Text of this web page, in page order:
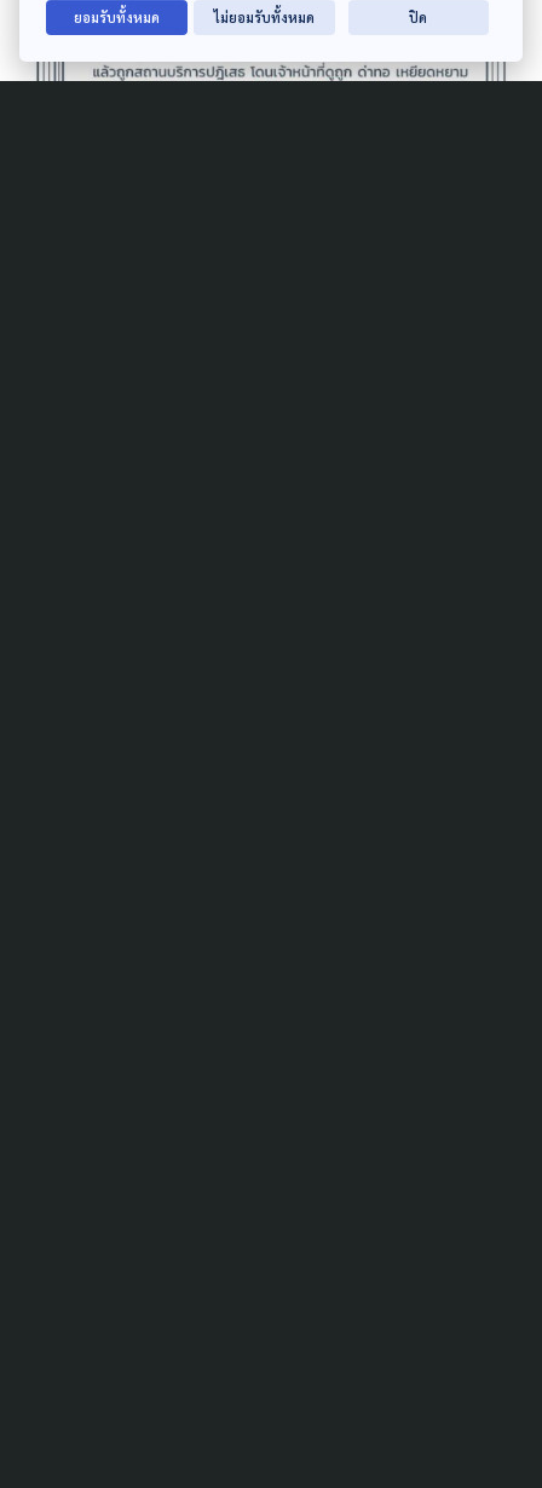
ยอมรับทั้งหมด ไม่ยอมรับทั้งหมด ปิด